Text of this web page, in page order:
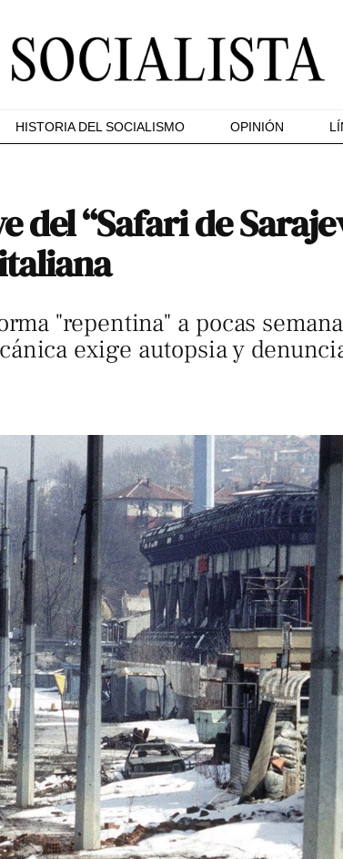
HISTORIA DEL SOCIALISMO OPINIÓN
“Safari de
"repentina" a pocas
exige autopsia y